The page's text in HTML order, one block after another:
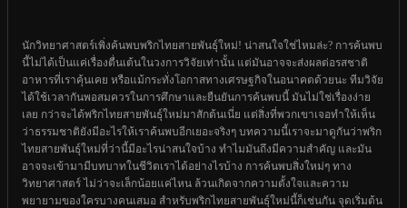
นักวิทยาศาสตร์เพิ่งค้นพบพริกไทยสายพันธุ์ใหม่! น่าสนใจใช่ไหมล่ะ? การค้นพบ
นี้ไม่ได้เป็นแค่เรื่องตื่นเต้นในวงการวิจัยเท่านั้น แต่มันอาจจะส่งผลต่อรสชาติ
อาหารที่เราคุ้นเคย หรือแม้กระทั่งโอกาสทางเศรษฐกิจในอนาคตด้วยนะ ทีมวิจัย
ได้ใช้เวลากันพอสมควรในการศึกษาและยืนยันการค้นพบนี้ มันไม่ใช่เรื่องง่าย
เลย กว่าจะได้พริกไทยสายพันธุ์ใหม่มาสักต้นเนี่ย แต่สิ่งที่พวกเขาเจอทำให้เห็น
ว่าธรรมชาติยังมีอะไรให้เราค้นพบอีกเยอะจริงๆ บทความนี้เราจะมาดูกันว่าพริก
ไทยสายพันธุ์ใหม่ที่ว่านี้มีอะไรน่าสนใจบ้าง ทำไมมันถึงมีความสำคัญ และมัน
อาจจะเข้ามามีบทบาทในชีวิตเราได้อย่างไรบ้าง การค้นพบสิ่งใหม่ๆ ทาง
วิทยาศาสตร์ ไม่ว่าจะเล็กน้อยแค่ไหน ล้วนเกิดจากความตั้งใจและความ
พยายามของใครบางคนเสมอ สำหรับพริกไทยสายพันธุ์ใหม่นี้ก็เช่นกัน จุดเริ่มต้น